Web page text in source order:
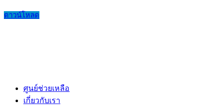
ดาวน์โหลด
ศูนย์ช่วยเหลือ
เกี่ยวกับเรา